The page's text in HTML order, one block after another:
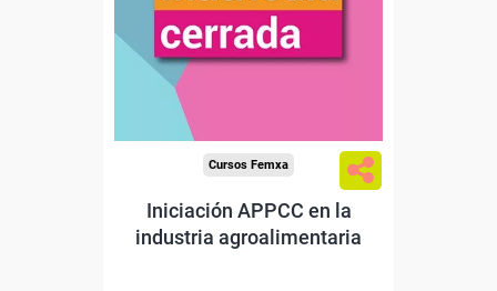
Cursos Femxa
Iniciación APPCC en la
industria agroalimentaria